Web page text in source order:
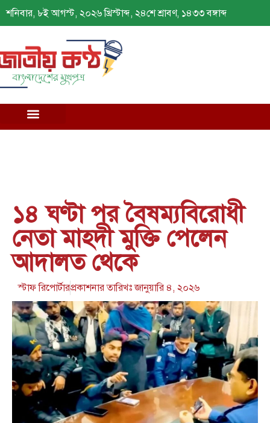
শনিবার, ৮ই আগস্ট, ২০২৬ খ্রিস্টাব্দ, ২৪শে শ্রাবণ, ১৪৩৩ বঙ্গাব্দ
১৪ ঘণ্টা পর বৈষম্যবিরোধী
নেতা মাহদী মুক্তি পেলেন
আদালত থেকে
স্টাফ রিপোর্টারপ্রকাশনার তারিখঃজানুয়ারি ৪, ২০২৬